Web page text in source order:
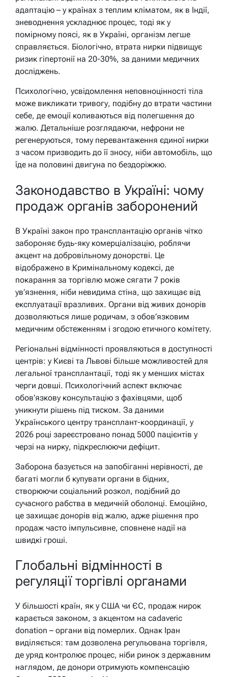
адаптацію – у країнах з теплим кліматом, як в Індії,
зневоднення ускладнює процес, тоді як у
помірному поясі, як в Україні, організм легше
справляється. Біологічно, втрата нирки підвищує
ризик гіпертонії на 20-30%, за даними медичних
досліджень.
Психологічно, усвідомлення неповноцінності тіла
може викликати тривогу, подібну до втрати частини
себе, де емоції коливаються від полегшення до
жалю. Детальніше розглядаючи, нефрони не
регенеруються, тому перевантаження єдиної нирки
з часом призводить до її зносу, ніби автомобіль, що
їде на половині двигуна по бездоріжжю.
Законодавство в Україні: чому
продаж органів заборонений
В Україні закон про трансплантацію органів чітко
забороняє будь-яку комерціалізацію, роблячи
акцент на добровільному донорстві. Це
відображено в Кримінальному кодексі, де
покарання за торгівлю може сягати 7 років
ув’язнення, ніби невидима стіна, що захищає від
експлуатації вразливих. Органи від живих донорів
дозволяються лише родичам, з обов’язковим
медичним обстеженням і згодою етичного комітету.
Регіональні відмінності проявляються в доступності
центрів: у Києві та Львові більше можливостей для
легальної трансплантації, тоді як у менших містах
черги довші. Психологічний аспект включає
обов’язкову консультацію з фахівцями, щоб
уникнути рішень під тиском. За даними
Українського центру трансплант-координації, у
2026 році зареєстровано понад 5000 пацієнтів у
черзі на нирку, підкреслюючи дефіцит.
Заборона базується на запобіганні нерівності, де
багаті могли б купувати органи в бідних,
створюючи соціальний розкол, подібний до
сучасного рабства в медичній оболонці. Емоційно,
це захищає донорів від жалю, адже рішення про
продаж часто імпульсивне, сповнене надії на
швидкі гроші.
Глобальні відмінності в
регуляції торгівлі органами
У більшості країн, як у США чи ЄС, продаж нирок
карається законом, з акцентом на cadaveric
donation – органи від померлих. Однак Іран
виділяється: там дозволена регульована торгівля,
де уряд контролює процес, ніби ринок з державним
наглядом, де донори отримують компенсацію